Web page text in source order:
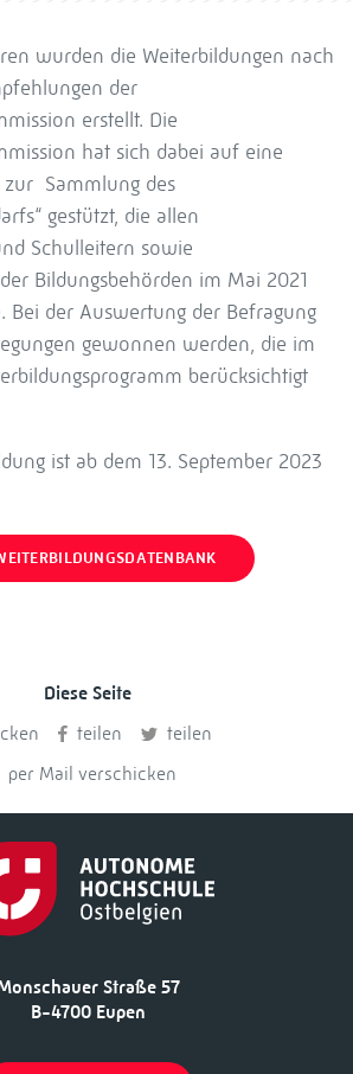
wurden die Weiterbildungen nach
der
erstellt. Die
hat sich dabei auf eine
Sammlung des
gestützt, die allen
Schulleitern sowie
Bildungsbehörden im Mai 2021
Bei der Auswertung der Befragung
gewonnen werden, die im
berücksichtigt
ist ab dem 13. September 2023
Diese Seite
teilen
teilen
per Mail verschicken
Straße 57
B-4700 Eupen